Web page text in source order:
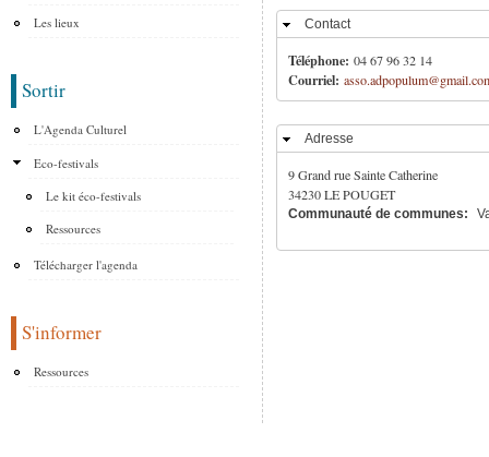
Les lieux
Sortir
L'Agenda Culturel
Eco-festivals
Le kit éco-festivals
Ressources
Télécharger l'agenda
S'informer
Ressources
Masquer
Contact
Téléphone: 04 67 96 32 14
Courriel:
Masquer
Adresse
9 Grand rue Sainte Catherine
34230LE POUGET
Communauté de communes: